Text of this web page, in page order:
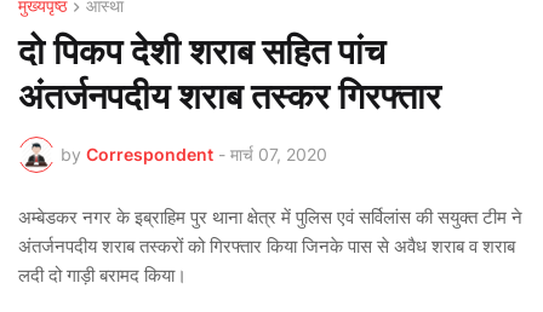
मुख्यपृष्ठ आस्था
दो पिकप देशी शराब सहित पांच
अंतर्जनपदीय शराब तस्कर गिरफ्तार
by Correspondent - मार्च 07, 2020
अम्बेडकर नगर के इब्राहिम पुर थाना क्षेत्र में पुलिस एवं सर्विलांस की सयुक्त टीम ने
अंतर्जनपदीय शराब तस्करों को गिरफ्तार किया जिनके पास से अवैध शराब व शराब
लदी दो गाड़ी बरामद किया।